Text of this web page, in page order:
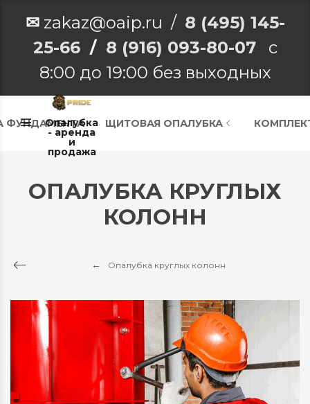
✉zakaz@oaip.ru / 8 (495) 145-
25-66/ 8 (916) 093-80-07с
8:00 до 19:00 без выходных
Опалубка
- аренда
и
продажа
ФУНДАМЕНТА ЩИТОВАЯ ОПАЛУБКА
ОПАЛУБКА КРУГЛЫХ
КОЛОНН
Опалубка круглых колонн